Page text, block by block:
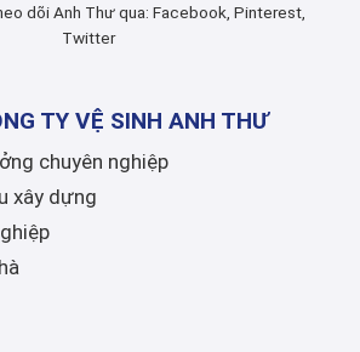
dõi Anh Thư qua: Facebook Pinterest
Twitter
TY VỆ SINH ANH THƯ
chuyên nghiệp
xây dựng